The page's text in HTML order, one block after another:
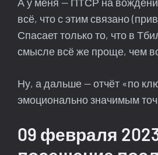
всё, что с этим связано
Спасает только то, что в
смысле всё же проще, чем
Ну, а дальше — отчёт «по
эмоционально значимым
09 февраля